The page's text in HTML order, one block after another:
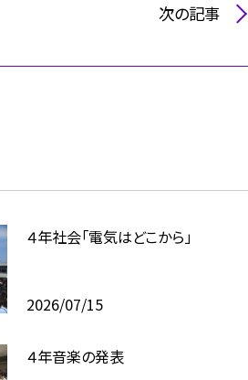
次の記事
４年社会「電気はどこから」
2026/07/15
４年音楽の発表